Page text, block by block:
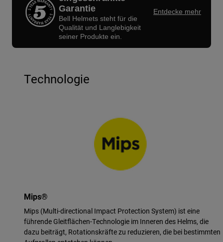
Garantie
Bell Helmets steht für die
Qualität und Langlebigkeit
seiner Produkte ein.
Entdecke mehr
Technologie
Mips®
Mips (Multi-directional Impact Protection System) ist eine
führende Gleitflächen-Technologie im Inneren des Helms, die
dazu beiträgt, Rotationskräfte zu reduzieren, die bei bestimmten